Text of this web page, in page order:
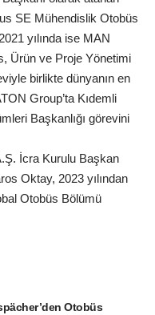
SE Mühendislik Otobüs
yılında ise MAN
Ürün ve Proje Yönetimi
birlikte dünyanın en
Group’ta Kıdemli
Başkanlığı görevini
İcra Kurulu Başkan
Oktay, 2023 yılından
Otobüs Bölümü
Otobüs